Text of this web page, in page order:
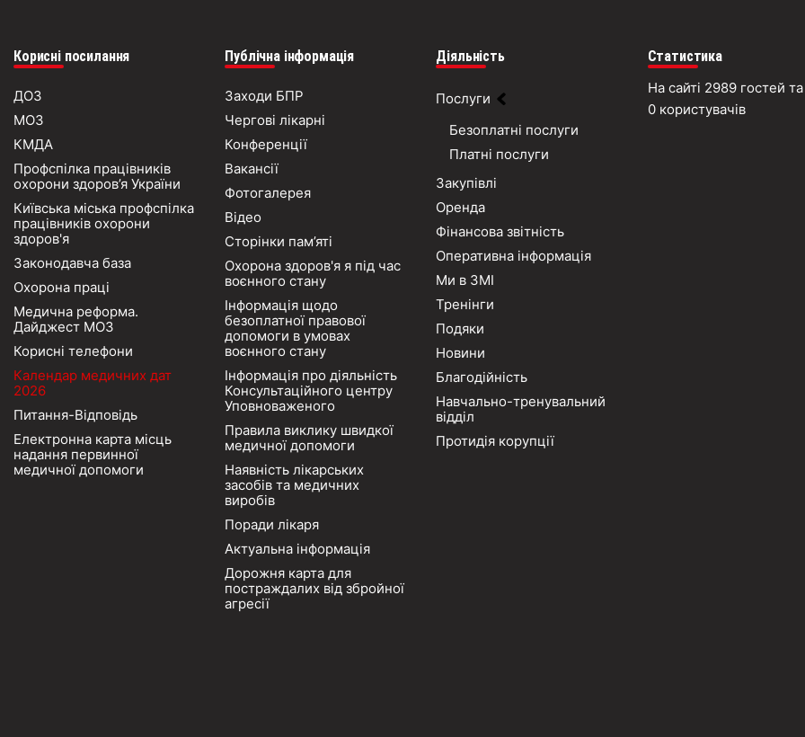
Корисні посилання
ДОЗ
МОЗ
КМДА
Профспілка працівників
охорони здоров’я України
Київська міська профспілка
працівників охорони
здоров'я
Законодавча база
Охорона праці
Медична реформа.
Дайджест МОЗ
Корисні телефони
Календар медичних дат
2026
Питання-Відповідь
Електронна карта місць
надання первинної
медичної допомоги
Публічна інформація
Заходи БПР
Чергові лікарні
Конференції
Вакансії
Фотогалерея
Відео
Сторінки пам’яті
Охорона здоров'я я під час
воєнного стану
Інформація щодо
безоплатної правової
допомоги в умовах
воєнного стану
Інформація про діяльність
Консультаційного центру
Уповноваженого
Правила виклику швидкої
медичної допомоги
Наявність лікарських
засобів та медичних
виробів
Поради лікаря
Актуальна інформація
Дорожня карта для
постраждалих від збройної
агресії
Діяльність
Послуги
Безоплатні послуги
Платні послуги
Закупівлі
Оренда
Фінансова звітність
Оперативна інформація
Ми в ЗМІ
Тренінги
Подяки
Новини
Благодійність
Навчально-тренувальний
відділ
Протидія корупції
Статистика
На сайті 2989 гостей та
0 користувачів